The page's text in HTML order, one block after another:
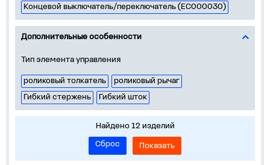
Концевой выключатель/переключатель (EC000030)
Дополнительные особенности
Тип элемента управления
роликовый толкатель
роликовый рычаг
Гибкий стержень
Гибкий шток
Найдено 12 изделий
Сброс
Показать